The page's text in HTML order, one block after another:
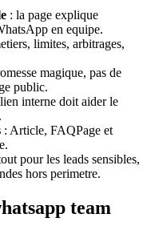
: la page explique
en equipe.
limites, arbitrages,
magique, pas de
public.
interne doit aider le
: Article, FAQPage et
pour les leads sensibles,
hors perimetre.
team